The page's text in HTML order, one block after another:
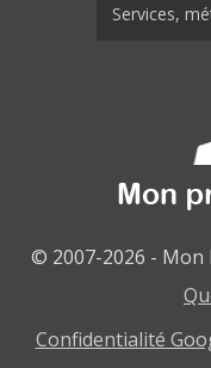
Services,
© 2007-2026 - Mon
Confidentialité